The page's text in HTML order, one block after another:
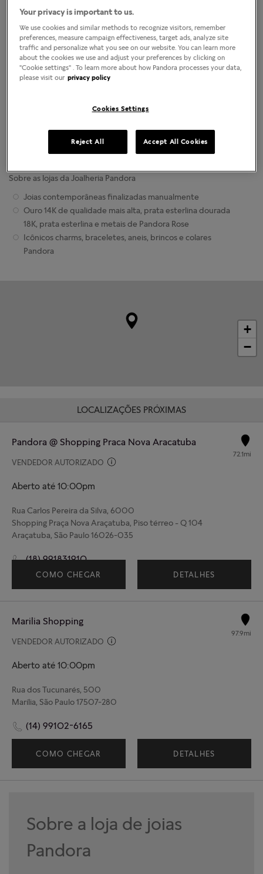
Localizar lojas
COMO CHEGAR LIGAR
Horário da loja
Segunda-Feira
Sexta-Feira
10:00am-10:00pm
10:00am-10:00pm
2:00pm-8:00pm
Sobre as lojas da Joalheria Pandora
Joias contemporâneas finalizadas manualmente
Ouro 14K de qualidade mais alta, prata esterlina dourada
18K, prata esterlina e metais de Pandora Rose
Icônicos charms, braceletes, aneis, brincos e colares
Pandora
+
−
LOCALIZAÇÕES PRÓXIMAS
Pandora @ Shopping Praca Nova Aracatuba
VENDEDOR AUTORIZADO
Aberto até 10:00pm
72.1mi
Rua Carlos Pereira da Silva, 6000
Shopping Praça Nova Araçatuba, Piso térreo - Q 104
Araçatuba, São Paulo 16026-035
(18) 991831910
COMO CHEGAR DETALHES
Marilia Shopping
VENDEDOR AUTORIZADO
Aberto até 10:00pm
97.9mi
Rua dos Tucunarés, 500
Marília, São Paulo 17507-280
(14) 99102-6165
COMO CHEGAR DETALHES
Sobre a loja de joias
Pandora
Your privacy is important to us.
We use cookies and similar methods to recognize visitors, remember
preferences, measure campaign effectiveness, target ads, analyze site
traffic and personalize what you see on our website. You can learn more
about the cookies we use and adjust your preferences by clicking on
"Cookie settings" . To learn more about how Pandora processes your data,
please visit our privacy policy
Cookies Settings
Reject All Accept All Cookies